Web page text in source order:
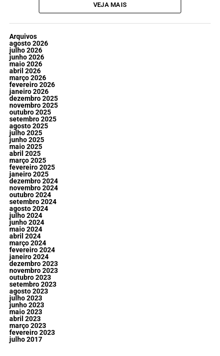
VEJA MAIS
Arquivos
agosto 2026
julho 2026
junho 2026
maio 2026
abril 2026
março 2026
fevereiro 2026
janeiro 2026
dezembro 2025
novembro 2025
outubro 2025
setembro 2025
agosto 2025
julho 2025
junho 2025
maio 2025
abril 2025
março 2025
fevereiro 2025
janeiro 2025
dezembro 2024
novembro 2024
outubro 2024
setembro 2024
agosto 2024
julho 2024
junho 2024
maio 2024
abril 2024
março 2024
fevereiro 2024
janeiro 2024
dezembro 2023
novembro 2023
outubro 2023
setembro 2023
agosto 2023
julho 2023
junho 2023
maio 2023
abril 2023
março 2023
fevereiro 2023
julho 2017